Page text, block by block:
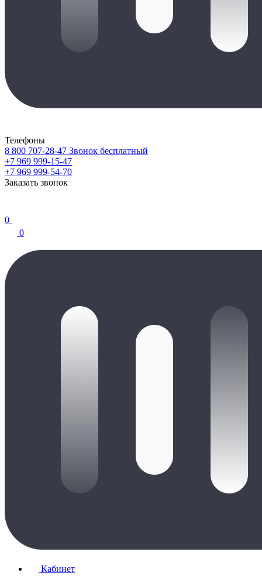
Телефоны
8 800 707-28-47 Звонок бесплатный
+7 969 999-15-47
+7 969 999-54-70
Заказать звонок
0
0
Кабинет